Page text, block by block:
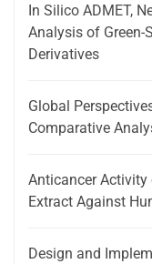
In Silico ADMET,
Analysis of Green-
Derivatives
Global
Comparative
Anticancer
Extract Against
Design and